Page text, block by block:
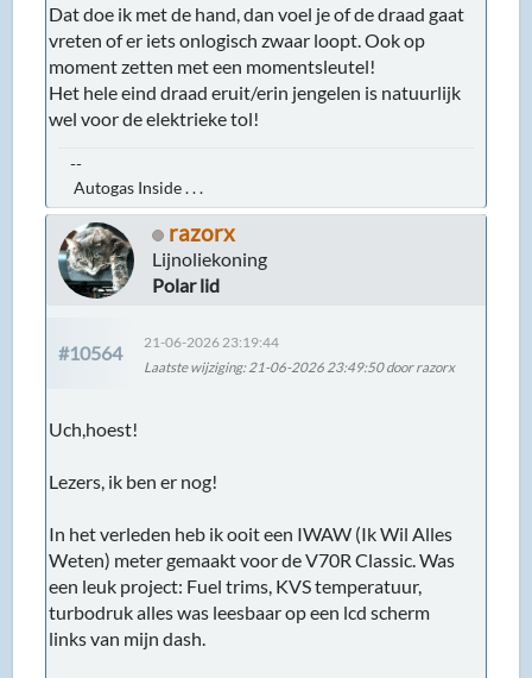
Dat doe ik met de hand, dan voel je of de draad gaat
vreten of er iets onlogisch zwaar loopt. Ook op
moment zetten met een momentsleutel!
Het hele eind draad eruit/erin jengelen is natuurlijk
wel voor de elektrieke tol!
--
Autogas Inside . . .
razorx
Lijnoliekoning
Polar lid
#10564
21-06-2026 23:19:44
Laatste wijziging: 21-06-2026 23:49:50 door razorx
Uch,hoest!
Lezers, ik ben er nog!
In het verleden heb ik ooit een IWAW (Ik Wil Alles
Weten) meter gemaakt voor de V70R Classic. Was
een leuk project: Fuel trims, KVS temperatuur,
turbodruk alles was leesbaar op een lcd scherm
links van mijn dash.